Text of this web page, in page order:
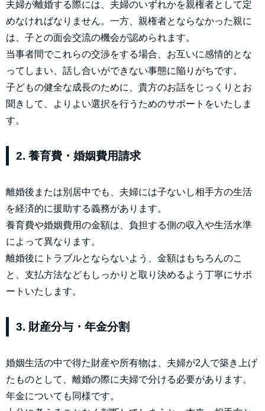
夫婦が離婚する際には、夫婦のいずれかを親権者として定
めなければなりません。一方、親権者とならなかった親に
は、子との面会交流の機会が認められます。
当事者間でこれらの交渉をする場合、お互いに感情的とな
ってしまい、話し合いができない事態に陥りがちです。
子どもの健全な成長のために、貴方のお話をじっくりとお
聞きして、よりよい選択を行うためのサポートをいたしま
す。
2. 養育費・婚姻費用請求
離婚後または別居中でも、夫婦には子ないし相手方の生活
を経済的に援助する義務があります。
養育費や婚姻費用の金額は、負担する側の収入や生活水準
によって異なります。
離婚後にトラブルとならないよう、金額はもちろんのこ
と、支払方法などもしっかりと取り決めるよう丁寧にサポ
ートいたします。
3. 財産分与・年金分割
婚姻生活の中で得た財産や所有物は、夫婦が2人で築き上げ
たものとして、離婚の際に夫婦で分ける必要があります。
年金についても同様です。